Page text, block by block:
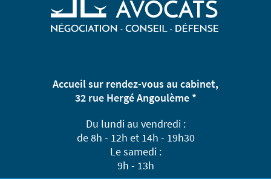
Accueil sur rendez-vous au cabinet,
32 rue Hergé Angoulème *
Du lundi au vendredi :
de 8h - 12h et 14h - 19h30
Le samedi :
9h - 13h